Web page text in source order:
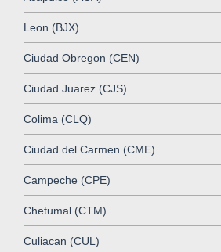
Leon (BJX)
Ciudad Obregon (CEN)
Ciudad Juarez (CJS)
Colima (CLQ)
Ciudad del Carmen (CME)
Campeche (CPE)
Chetumal (CTM)
Culiacan (CUL)